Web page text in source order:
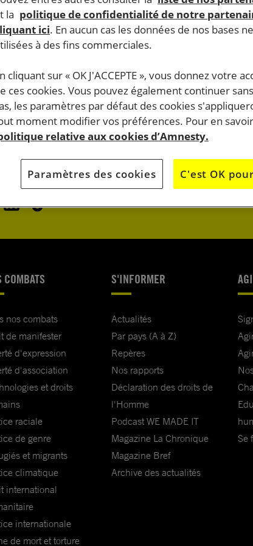
hebdo.
OK
COMBATS
nos combats
de manifester
d'expression
d'association
et droits
raciale
de genre
et migrants
climatique
international
internationale
de mort et torture
S'INFORMER
Actualités
Par pays (A à Z)
Repères
Nos rapports
Déclaration des droits de
l'Homme
Podcast WE MADE IT
Magazine La Chronique
Magazine Bref
Archive des actualités
Se
la politique de confidentialité de notre
ici. En aucun cas les données de nos bases
à des fins commerciales.
cliquant sur « OK J'ACCEPTE », vous donnez votre
ces cookies. Vous pouvez également continuer
les paramètres par défaut des cookies
moment modifier vos préférences. Pour en
relative aux cookies d’Amnesty.
Paramètres des cookies C'est OK